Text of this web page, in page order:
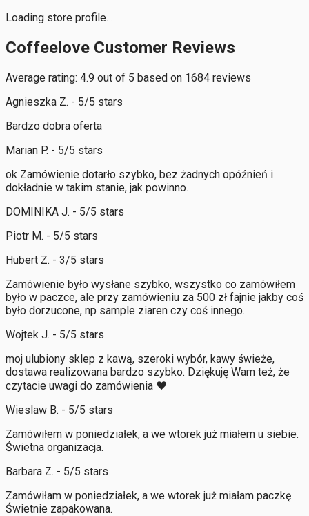
Loading store profile…
Coffeelove Customer Reviews
Average rating: 4.9 out of 5 based on 1684 reviews
Agnieszka Z. - 5/5 stars
Bardzo dobra oferta
Marian P. - 5/5 stars
ok Zamówienie dotarło szybko, bez żadnych opóźnień i
dokładnie w takim stanie, jak powinno.
DOMINIKA J. - 5/5 stars
Piotr M. - 5/5 stars
Hubert Z. - 3/5 stars
Zamówienie było wysłane szybko, wszystko co zamówiłem
było w paczce, ale przy zamówieniu za 500 zł fajnie jakby coś
było dorzucone, np sample ziaren czy coś innego.
Wojtek J. - 5/5 stars
moj ulubiony sklep z kawą, szeroki wybór, kawy świeże,
dostawa realizowana bardzo szybko. Dziękuję Wam też, że
czytacie uwagi do zamówienia ❤️
Wieslaw B. - 5/5 stars
Zamówiłem w poniedziałek, a we wtorek już miałem u siebie.
Świetna organizacja.
Barbara Z. - 5/5 stars
Zamówiłam w poniedziałek, a we wtorek już miałam paczkę.
Świetnie zapakowana.